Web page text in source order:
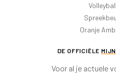
Oranje
DE OFFICIËLE
Voor al je actuele